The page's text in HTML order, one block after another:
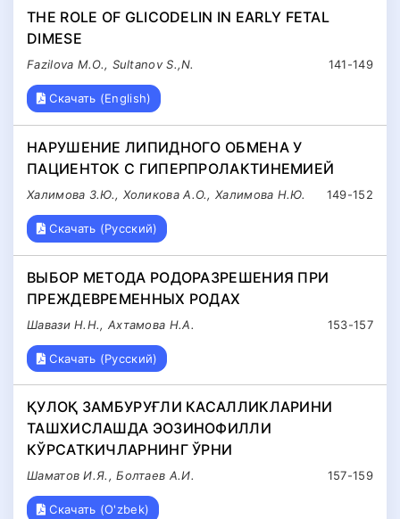
THE ROLE OF GLICODELIN IN EARLY FETAL
DIMESE
141-149
Fazilova M.О., Sultanov S.,N.
Скачать (English)
НАРУШЕНИЕ ЛИПИДНОГО ОБМЕНА У
ПАЦИЕНТОК С ГИПЕРПРОЛАКТИНЕМИЕЙ
149-152
Халимова З.Ю., Холикова А.О., Халимова Н.Ю.
Скачать (Русский)
ВЫБОР МЕТОДА РОДОРАЗРЕШЕНИЯ ПРИ
ПРЕЖДЕВРЕМЕННЫХ РОДАХ
153-157
Шавази Н.Н., Ахтамова Н.А.
Скачать (Русский)
ҚУЛОҚ ЗАМБУРУҒЛИ КАСАЛЛИКЛАРИНИ
ТАШХИСЛАШДА ЭОЗИНОФИЛЛИ
КЎРСАТКИЧЛАРНИНГ ЎРНИ
157-159
Шаматов И.Я., Болтаев А.И.
Скачать (O'zbek)